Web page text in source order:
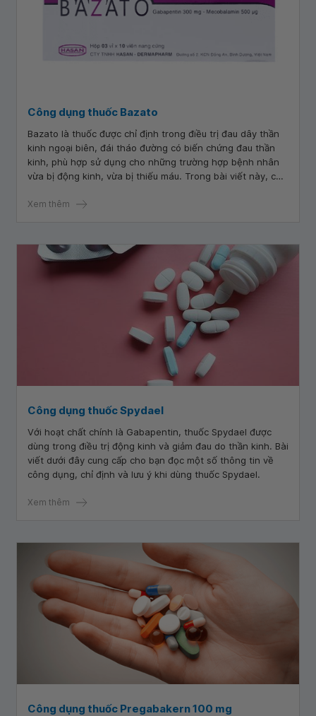
Công dụng thuốc Bazato
Bazato là thuốc được chỉ định trong điều trị đau dây thần
kinh ngoại biên, đái tháo đường có biến chứng đau thần
kinh, phù hợp sử dụng cho những trường hợp bệnh nhân
vừa bị động kinh, vừa bị thiếu máu. Trong bài viết này, các
dùng và lưu ý khi sử dụng thuốc này.
Xem thêm
Công dụng thuốc Spydael
Với hoạt chất chính là Gabapentin, thuốc Spydael được
dùng trong điều trị động kinh và giảm đau do thần kinh. Bài
viết dưới đây cung cấp cho bạn đọc một số thông tin về
công dụng, chỉ định và lưu ý khi dùng thuốc Spydael.
Xem thêm
Công dụng thuốc Pregabakern 100 mg